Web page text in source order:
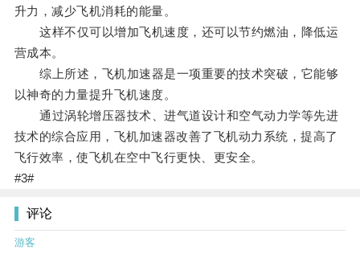
升力，减少飞机消耗的能量。
这样不仅可以增加飞机速度，还可以节约燃油，降低运
营成本。
综上所述，飞机加速器是一项重要的技术突破，它能够
以神奇的力量提升飞机速度。
通过涡轮增压器技术、进气道设计和空气动力学等先进
技术的综合应用，飞机加速器改善了飞机动力系统，提高了
飞行效率，使飞机在空中飞行更快、更安全。
#3#
评论
游客